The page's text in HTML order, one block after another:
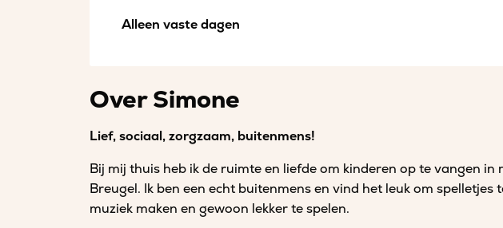
Alleen vaste dagen
Over Simone
Lief, sociaal, zorgzaam, buitenmens!
Bij mij thuis heb ik de ruimte en liefde om kinderen op te vangen in
Breugel. Ik ben een echt buitenmens en vind het leuk om spelletjes
muziek maken en gewoon lekker te spelen.